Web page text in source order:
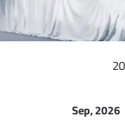
Sep, 2026